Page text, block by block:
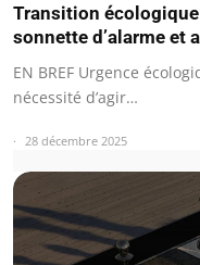
Transition
sonnette d’alarme et
EN BREF Urgence
nécessité d’agir…
28 décembre 2025